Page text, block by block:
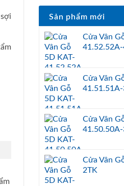
Sản phẩm mới
Cửa Vân
41.52.52A-
Cửa Vân
41.51.51A-
Cửa Vân
41.50.50A-
Cửa Vân
2TK